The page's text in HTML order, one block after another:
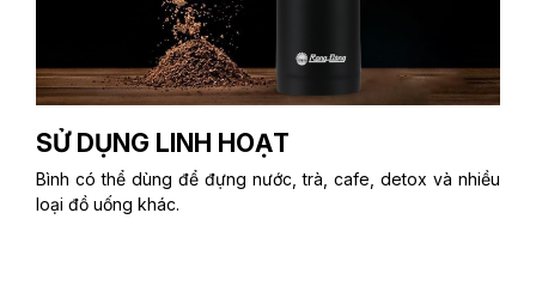
SỬ DỤNG LINH HOẠT
Bình có thể dùng để đựng nước, trà, cafe, detox và nhiều
loại đồ uống khác.